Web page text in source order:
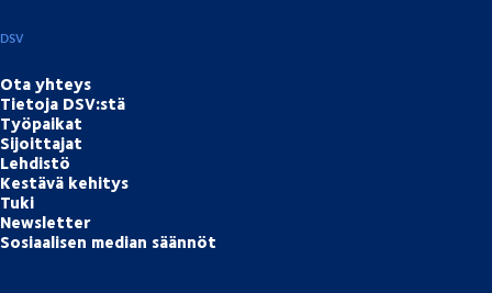
DSV
Ota yhteys
Tietoja DSV:stä
Työpaikat
Sijoittajat
Lehdistö
Kestävä kehitys
Tuki
Newsletter
Sosiaalisen median säännöt